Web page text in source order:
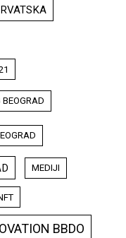
MEDIJI
OVATION BBDO